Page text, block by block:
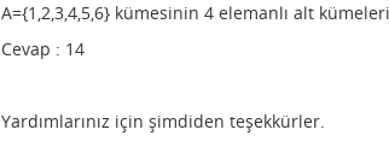
A={1,2,3,4,5,6} kümesinin 4 elemanlı alt
Cevap : 14
Yardımlarınız için şimdiden teşekkürler.